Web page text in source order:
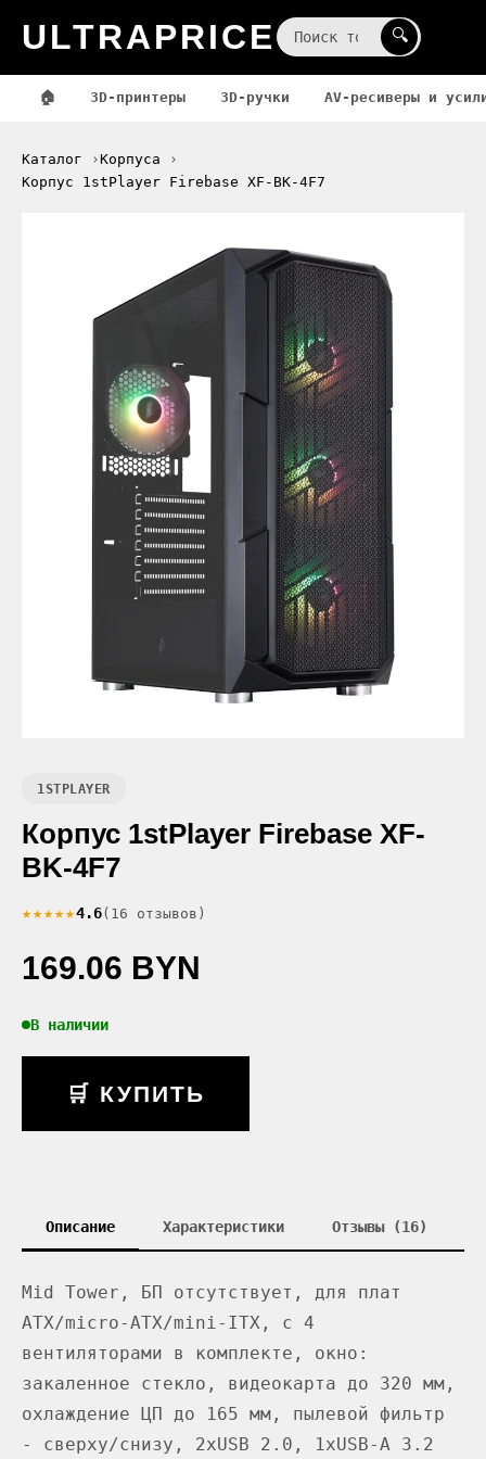
ULTRAPRICE 🔍
🏠 3D-принтеры 3D-ручки AV-ресиверы и
Каталог
Корпуса
Корпус 1stPlayer Firebase XF-BK-4F7
1STPLAYER
Корпус 1stPlayer Firebase XF-
BK-4F7
★★★★★4.6(16 отзывов)
169.06 BYN
В наличии
🛒 КУПИТЬ
Описание Характеристики Отзывы (16)
Mid Tower, БП отсутствует, для плат
ATX/micro-ATX/mini-ITX, с 4
вентиляторами в комплекте, окно:
закаленное стекло, видеокарта до 320 мм,
охлаждение ЦП до 165 мм, пылевой фильтр
- сверху/снизу, 2xUSB 2.0, 1xUSB-A 3.2